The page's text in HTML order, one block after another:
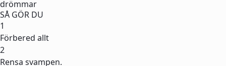
drömmar
SÅ GÖR DU
1
Förbered allt
2
Rensa svampen.